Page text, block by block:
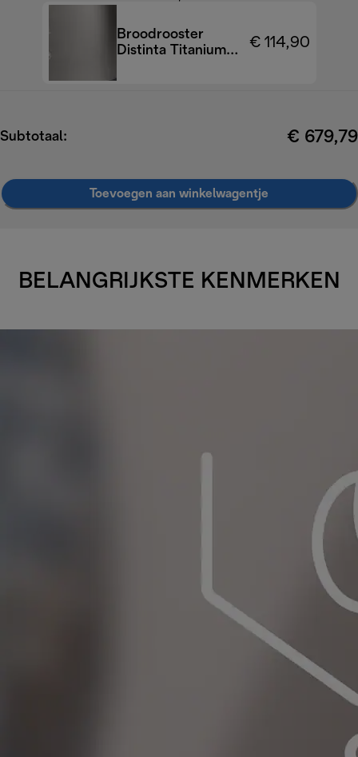
Broodrooster
Distinta Titanium
€ 114,90
Subtotaal: € 679,79
Toevoegen aan winkelwagentje
BELANGRIJKSTE KENMERKEN